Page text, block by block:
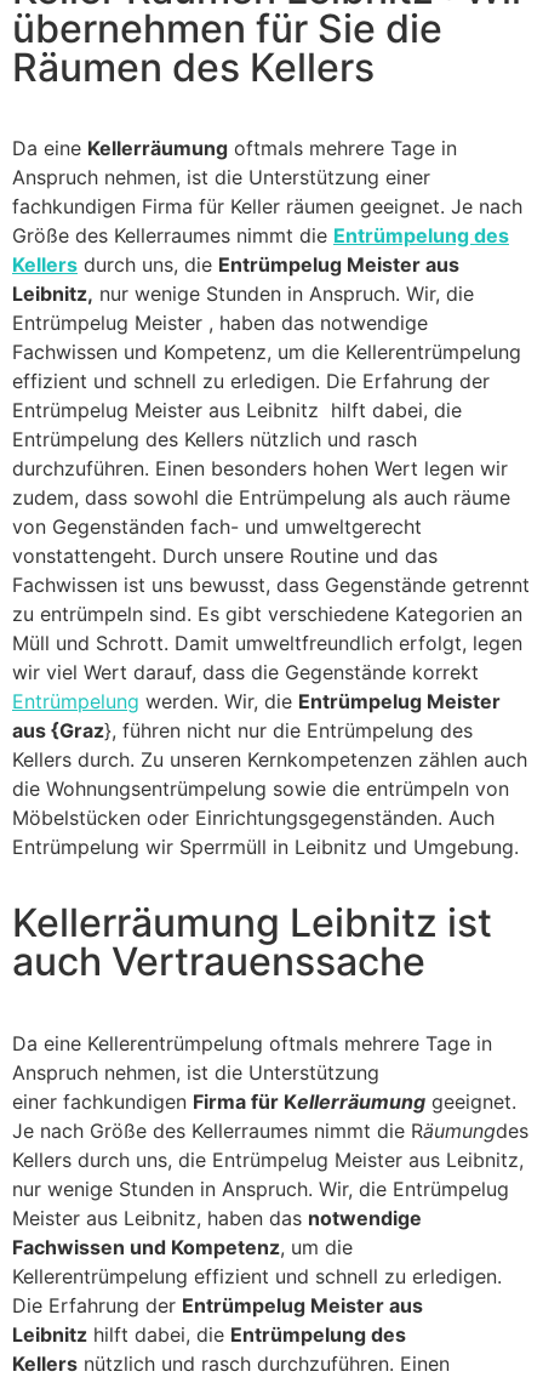
übernehmen für Sie die
Räumen des Kellers
Da eine Kellerräumung oftmals mehrere Tage in
Anspruch nehmen, ist die Unterstützung einer
fachkundigen Firma für Keller räumen geeignet. Je nach
Größe des Kellerraumes nimmt die Entrümpelung des
Kellers durch uns, die Entrümpelug Meister aus
Leibnitz, nur wenige Stunden in Anspruch. Wir, die
Entrümpelug Meister , haben das notwendige
Fachwissen und Kompetenz, um die Kellerentrümpelung
effizient und schnell zu erledigen. Die Erfahrung der
Entrümpelug Meister aus Leibnitz hilft dabei, die
Entrümpelung des Kellers nützlich und rasch
durchzuführen. Einen besonders hohen Wert legen wir
zudem, dass sowohl die Entrümpelung als auch räume
von Gegenständen fach- und umweltgerecht
vonstattengeht. Durch unsere Routine und das
Fachwissen ist uns bewusst, dass Gegenstände getrennt
zu entrümpeln sind. Es gibt verschiedene Kategorien an
Müll und Schrott. Damit umweltfreundlich erfolgt, legen
wir viel Wert darauf, dass die Gegenstände korrekt
Entrümpelung werden. Wir, die Entrümpelug Meister
aus {Graz}, führen nicht nur die Entrümpelung des
Kellers durch. Zu unseren Kernkompetenzen zählen auch
die Wohnungsentrümpelung sowie die entrümpeln von
Möbelstücken oder Einrichtungsgegenständen. Auch
Entrümpelung wir Sperrmüll in Leibnitz und Umgebung.
Kellerräumung Leibnitz ist
auch Vertrauenssache
Da eine Kellerentrümpelung oftmals mehrere Tage in
Anspruch nehmen, ist die Unterstützung
einer fachkundigen Firma für Kellerräumung geeignet.
Je nach Größe des Kellerraumes nimmt die Räumungdes
Kellers durch uns, die Entrümpelug Meister aus Leibnitz,
nur wenige Stunden in Anspruch. Wir, die Entrümpelug
Meister aus Leibnitz, haben das notwendige
Fachwissen und Kompetenz, um die
Kellerentrümpelung effizient und schnell zu erledigen.
Die Erfahrung der Entrümpelug Meister aus
Leibnitz hilft dabei, die Entrümpelung des
Kellers nützlich und rasch durchzuführen. Einen